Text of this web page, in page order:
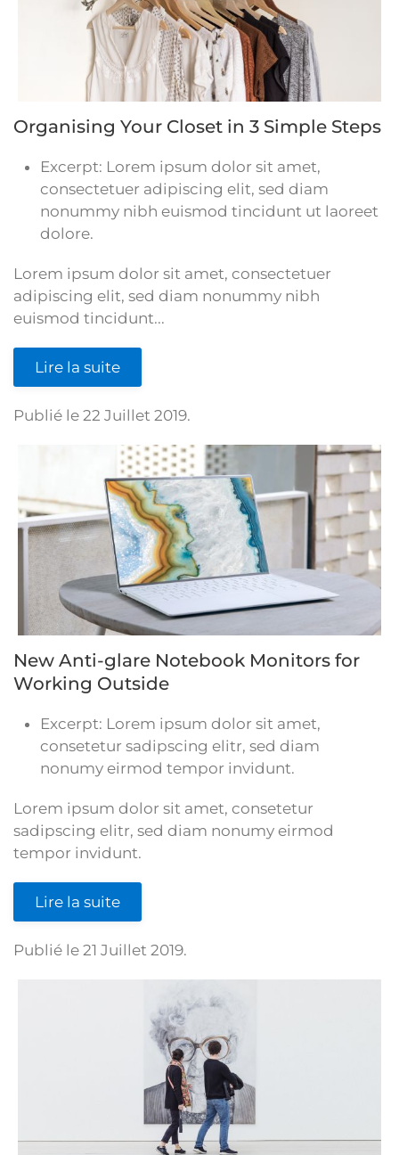
Organising Your Closet in 3 Simple Steps
Excerpt: Lorem ipsum dolor sit amet,
consectetuer adipiscing elit, sed diam
nonummy nibh euismod tincidunt ut laoreet
dolore.
Lorem ipsum dolor sit amet, consectetuer
adipiscing elit, sed diam nonummy nibh
euismod tincidunt...
Lire la suite
Publié le 22 Juillet 2019.
New Anti-glare Notebook Monitors for
Working Outside
Excerpt: Lorem ipsum dolor sit amet,
consetetur sadipscing elitr, sed diam
nonumy eirmod tempor invidunt.
Lorem ipsum dolor sit amet, consetetur
sadipscing elitr, sed diam nonumy eirmod
tempor invidunt.
Lire la suite
Publié le 21 Juillet 2019.